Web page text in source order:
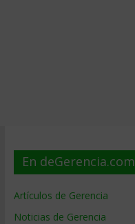
En deGerencia.com
Artículos de Gerencia
Noticias de Gerencia